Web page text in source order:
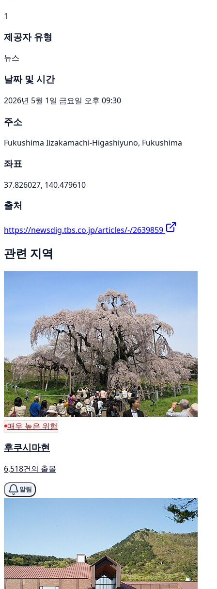
1
제공자 유형
뉴스
날짜 및 시간
2026년 5월 1일 금요일 오후 09:30
주소
Fukushima Iizakamachi-Higashiyuno, Fukushima
좌표
37.826027, 140.479610
출처
https://newsdig.tbs.co.jp/articles/-/2639859
관련 지역
매우 높은 위험
후쿠시마현
6,518건의 출몰
알림